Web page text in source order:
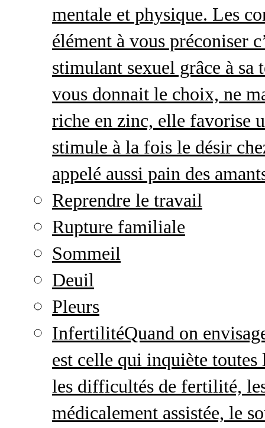
mentale et physique. Les
élément à vous préconiser
stimulant sexuel grâce à sa
vous donnait le choix, ne
riche en zinc, elle favorise
stimule à la fois le désir
appelé aussi pain des
Reprendre le travail
Rupture familiale
Sommeil
Deuil
Pleurs
InfertilitéQuand on
est celle qui inquiète
les difficultés de fertilité,
médicalement assistée, le